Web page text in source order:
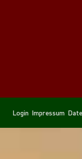
Navigation
überspringen
Login Impressum